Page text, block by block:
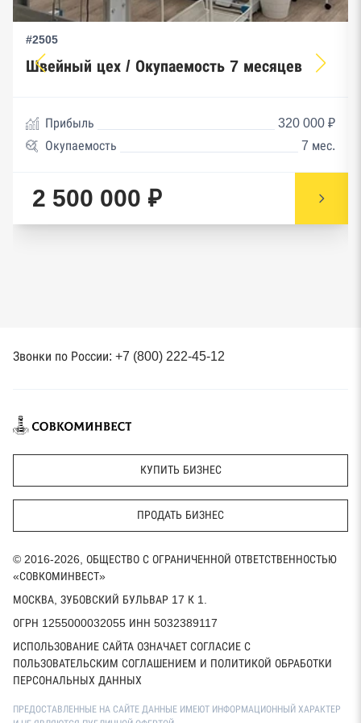
#2505
Швейный цех / Окупаемость 7 месяцев
Прибыль
320 000 ₽
Окупаемость
7 мес.
2 500 000 ₽
Звонки по России: +7 (800) 222-45-12
КУПИТЬ БИЗНЕС
ПРОДАТЬ БИЗНЕС
© 2016-2026, ОБЩЕСТВО С ОГРАНИЧЕННОЙ ОТВЕТСТВЕННОСТЬЮ
«СОВКОМИНВЕСТ»
МОСКВА, ЗУБОВСКИЙ БУЛЬВАР 17 К 1.
ОГРН 1255000032055 ИНН 5032389117
ИСПОЛЬЗОВАНИЕ САЙТА ОЗНАЧАЕТ СОГЛАСИЕ С
ПОЛЬЗОВАТЕЛЬСКИМ СОГЛАШЕНИЕМ И ПОЛИТИКОЙ ОБРАБОТКИ
ПЕРСОНАЛЬНЫХ ДАННЫХ
ПРЕДОСТАВЛЕННЫЕ НА САЙТЕ ДАННЫЕ ИМЕЮТ ИНФОРМАЦИОННЫЙ ХАРАКТЕР